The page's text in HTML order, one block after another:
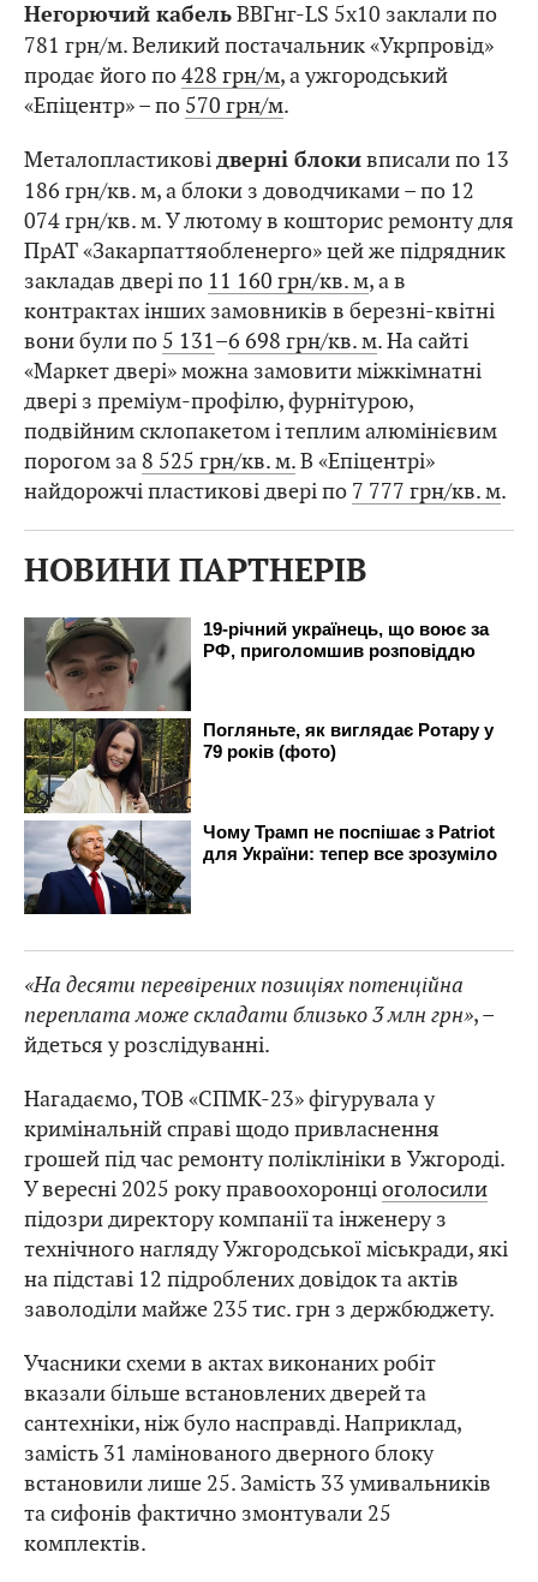
Негорючий кабельВВГнг-LS 5х10 заклали по
781 грн/м. Великий постачальник «Укрпровід»
продає його по428 грн/м, а ужгородський
«Епіцентр» – по 570 грн/м.
Металопластиковідверні блокивписали по 13
186 грн/кв. м, а блоки з доводчиками – по 12
074 грн/кв. м. У лютому в кошторис ремонту для
ПрАТ «Закарпаттяобленерго» цей же підрядник
закладав двері по 11 160 грн/кв. м, а в
контрактах інших замовників в березні-квітні
вони були по 5 131–6 698 грн/кв. м. На сайті
«Маркет двері» можна замовити міжкімнатні
двері з преміум-профілю, фурнітурою,
подвійним склопакетом і теплим алюмінієвим
порогом за 8 525 грн/кв. м.В «Епіцентрі»
найдорожчі пластикові двері по 7 777 грн/кв. м.
НОВИНИ ПАРТНЕРІВ
«На десяти перевірених позиціях потенційна
переплата може складати близько 3 млн грн», –
йдеться у розслідуванні.
Нагадаємо, ТОВ «СПМК-23» фігурувала у
кримінальній справі щодо привласнення
грошей під час ремонту поліклініки в Ужгороді.
У вересні 2025 року правоохоронціоголосили
підозри директору компанії та інженеру з
технічного нагляду Ужгородської міськради, які
на підставі 12 підроблених довідок та актів
заволоділи майже 235 тис. грн з держбюджету.
Учасники схеми в актах виконаних робіт
вказали більше встановлених дверей та
сантехніки, ніж було насправді. Наприклад,
замість 31 ламінованого дверного блоку
встановили лише 25. Замість 33 умивальників
та сифонів фактично змонтували 25
комплектів.